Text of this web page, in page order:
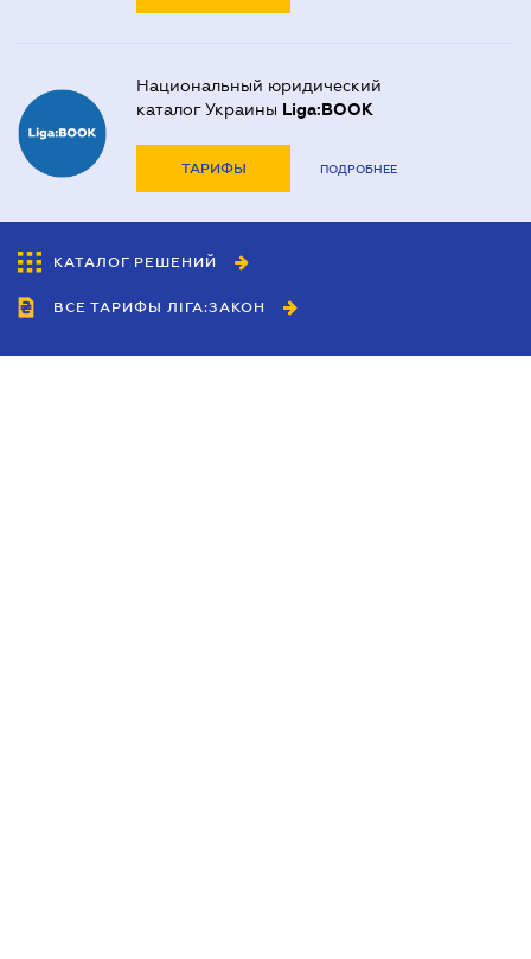
Национальный юридический
каталог Украины Liga:BOOK
ТАРИФЫ ПОДРОБНЕЕ
КАТАЛОГ РЕШЕНИЙ
ВСЕ ТАРИФЫ ЛІГА:ЗАКОН